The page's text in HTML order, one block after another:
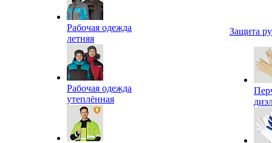
Рабочая одежда
летняя
Рабочая одежда
утеплённая
Защита